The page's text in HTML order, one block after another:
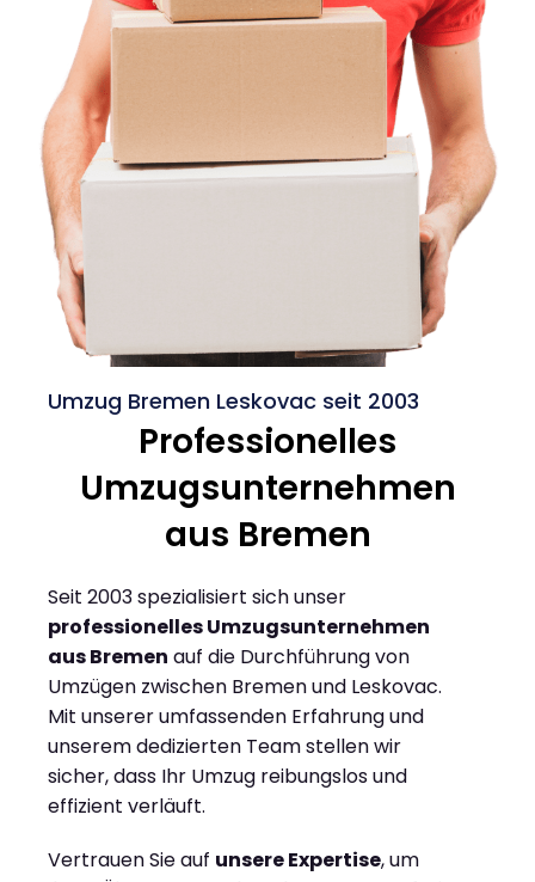
Umzug Bremen Leskovac seit 2003
Professionelles
Umzugsunternehmen
aus Bremen
Seit 2003 spezialisiert sich unser
professionelles Umzugsunternehmen
aus Bremen auf die Durchführung von
Umzügen zwischen Bremen und Leskovac.
Mit unserer umfassenden Erfahrung und
unserem dedizierten Team stellen wir
sicher, dass Ihr Umzug reibungslos und
effizient verläuft.
Vertrauen Sie auf unsere Expertise, um